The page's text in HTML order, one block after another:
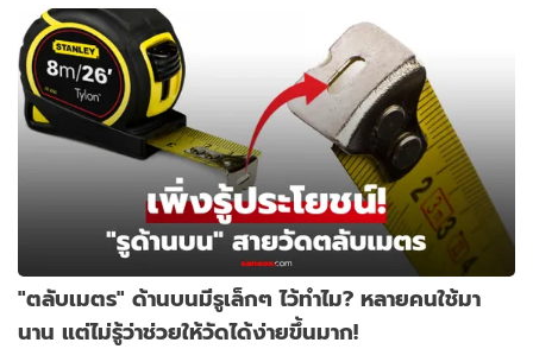
"ตลับเมตร" ด้านบนมีรูเล็กๆ ไว้ทำไม? หลายคนใช้มา
นาน แต่ไม่รู้ว่าช่วยให้วัดได้ง่ายขึ้นมาก!